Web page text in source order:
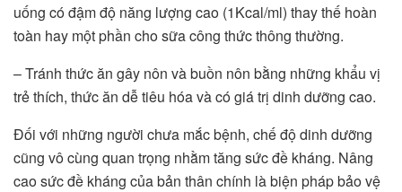
uống có đậm độ năng lượng cao (1Kcal/ml) thay thế hoàn
toàn hay một phần cho sữa công thức thông thường.
– Tránh thức ăn gây nôn và buồn nôn bằng những khẩu vị
trẻ thích, thức ăn dễ tiêu hóa và có giá trị dinh dưỡng cao.
Đối với những người chưa mắc bệnh, chế độ dinh dưỡng
cũng vô cùng quan trọng nhằm tăng sức đề kháng. Nâng
cao sức đề kháng của bản thân chính là biện pháp bảo vệ